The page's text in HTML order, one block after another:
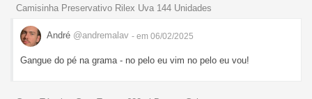
Camisinha Preservativo Rilex Uva 144 Unidades
André @andremalav - em 06/02/2025
Gangue do pé na grama - no pelo eu vim no pelo eu vou!